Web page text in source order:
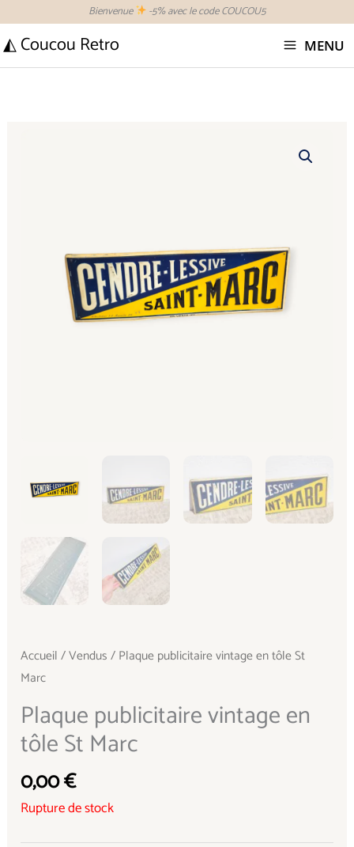
contenu
Bienvenue -5% avec le code COUCOU5
◭ Coucou Retro MENU
Accueil /Vendus / Plaque publicitaire vintage en tôle St
Marc
Plaque publicitaire vintage en
tôle St Marc
0,00€
Rupture de stock